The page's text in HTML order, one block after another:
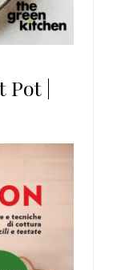
Pot |